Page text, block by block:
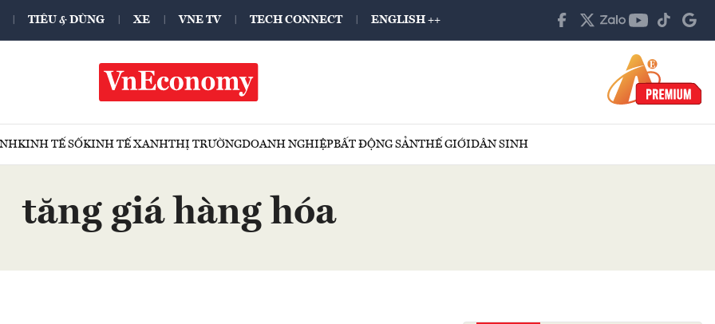
TIÊU & DÙNG XE VNE TV TECH CONNECT ENGLISH ++
KINH TẾ SỐKINH TẾ XANHTHỊ TRƯỜNGDOANH NGHIỆPBẤT ĐỘNG SẢNTHẾ GIỚIDÂN SINH
tăng giá hàng hóa